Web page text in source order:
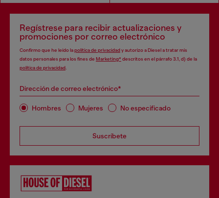
Regístrese para recibir actualizaciones y
promociones por correo electrónico
Confirmo que he leído lapolítica de privacidady autorizo a Diesel a tratar mis
datos personales para los fines de Marketing*descritos en el párrafo 3.1, d) de la
política de privacidad.
Dirección de correo electrónico*
Hombres Mujeres No especificado
Suscríbete